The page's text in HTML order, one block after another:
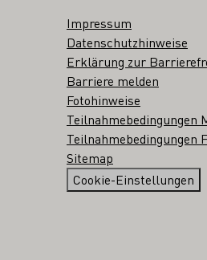
Impressum
Datenschutzhinweise
Erklärung zur
Barriere melden
Fotohinweise
Teilnahmebedingungen
Teilnahmebedingungen
Sitemap
Cookie-Einstellungen